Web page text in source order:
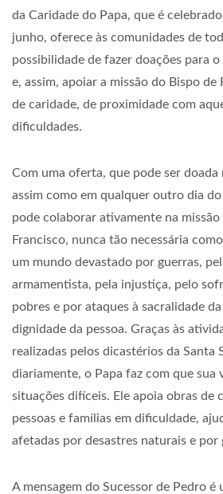
da Caridade do Papa, que é
junho, oferece às comunidades de
possibilidade de fazer doações para
e, assim, apoiar a missão do Bispo de
de caridade, de proximidade com
dificuldades.
Com uma oferta, que pode ser doada
assim como em qualquer outro dia
pode colaborar ativamente na
Francisco, nunca tão necessária
um mundo devastado por guerras,
armamentista, pela injustiça, pelo
pobres e por ataques à sacralidade
dignidade da pessoa. Graças às
realizadas pelos dicastérios da Santa
diariamente, o Papa faz com que sua
situações difíceis. Ele apoia obras de
pessoas e famílias em dificuldade,
afetadas por desastres naturais e por
A mensagem do Sucessor de Pedro é